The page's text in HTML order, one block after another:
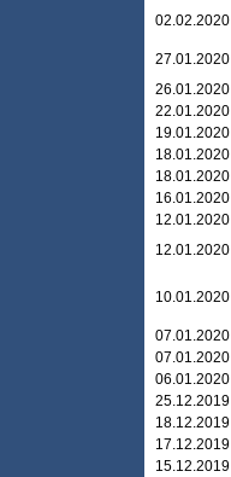
02.02.2020
27.01.2020
26.01.2020
22.01.2020
19.01.2020
18.01.2020
18.01.2020
16.01.2020
12.01.2020
12.01.2020
10.01.2020
07.01.2020
07.01.2020
06.01.2020
25.12.2019
18.12.2019
17.12.2019
15.12.2019